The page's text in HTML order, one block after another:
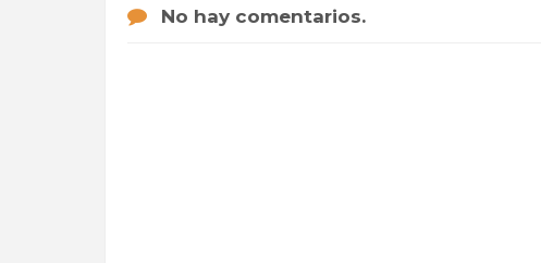
No hay comentarios.